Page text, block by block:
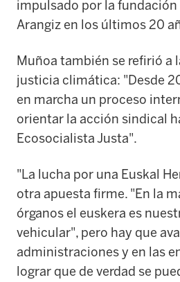
impulsado por la fundación
Arangiz en los últimos 20
Muñoa también se refirió a
justicia climática: "Desde
en marcha un proceso
orientar la acción sindical
Ecosocialista Justa".
"La lucha por una Euskal
otra apuesta firme. "En la
órganos el euskera es
vehicular", pero hay que
administraciones y en las
lograr que de verdad se